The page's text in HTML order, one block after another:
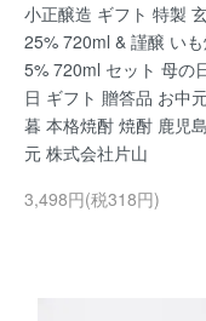
小正醸造 ギフト 特製
25% 720ml & 謹醸 い
5% 720ml セット 母の
日 ギフト 贈答品 お中
暮 本格焼酎 焼酎 鹿児
元 株式会社片山
3,498円(税318円)